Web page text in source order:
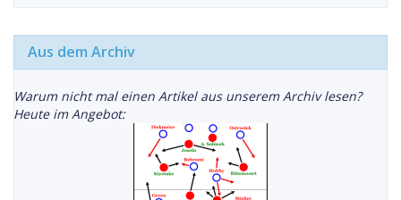
Aus dem Archiv
Warum nicht mal einen Artikel aus unserem Archiv lesen?
Heute im Angebot: